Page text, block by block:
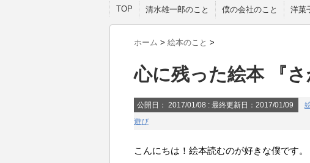
TOP 清水雄一郎のこと 僕の会社のこと 洋菓
ホーム > 絵本のこと >
心に残った絵本 『さ
公開日： 2017/01/08 : 最終更新日：2017/01/09
遊び
こんにちは！絵本読むのが好きな僕です。